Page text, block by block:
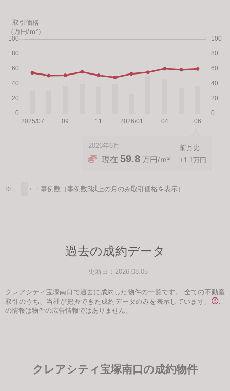
取引価格
（万円/ｍ²）
2026年6月
現在 59.8 万円/ｍ² +1.1万円
※ ・・・事例数（事例数3以上の月のみ取引価格を表示）
過去の成約データ
更新日：2026.08.05
クレアシティ宝塚南口で過去に成約した物件の一覧です。 全ての不動産
取引のうち、当社が把握できた成約データのみを表示しています。
こ
の情報は物件の広告情報ではありません。
クレアシティ宝塚南口の成約物件